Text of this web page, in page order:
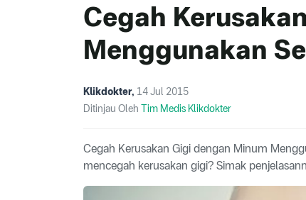
Cegah
Menggunakan
Klikdokter, 14 Jul 2015
Ditinjau Oleh Tim Medis Klikdokter
Cegah Kerusakan Gigi dengan Minum
mencegah kerusakan gigi? Simak